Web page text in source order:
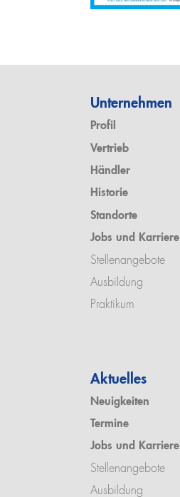
Unternehmen
Profil
Vertrieb
Händler
Historie
Standorte
Jobs und Karriere
Stellenangebote
Ausbildung
Praktikum
Aktuelles
Neuigkeiten
Termine
Jobs und Karriere
Stellenangebote
Ausbildung